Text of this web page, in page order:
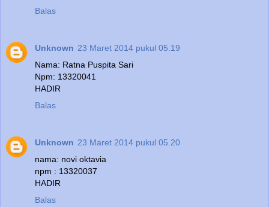
Balas
Unknown 23 Maret 2014 pukul 05.19
Nama: Ratna Puspita Sari
Npm: 13320041
HADIR
Balas
Unknown 23 Maret 2014 pukul 05.20
nama: novi oktavia
npm : 13320037
HADIR
Balas